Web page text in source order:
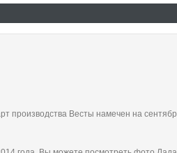
производства Весты намечен на